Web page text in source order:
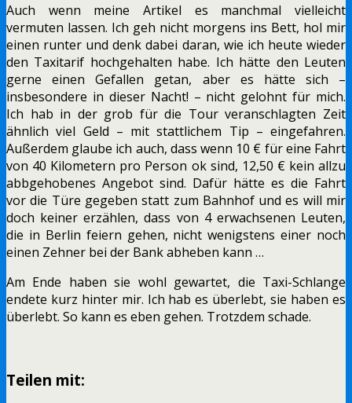
Auch wenn meine Artikel es manchmal vielleicht
vermuten lassen. Ich geh nicht morgens ins Bett, hol mir
einen runter und denk dabei daran, wie ich heute wieder
den Taxitarif hochgehalten habe. Ich hätte den Leuten
gerne einen Gefallen getan, aber es hätte sich –
insbesondere in dieser Nacht! – nicht gelohnt für mich.
Ich hab in der grob für die Tour veranschlagten Zeit
ähnlich viel Geld – mit stattlichem Tip – eingefahren.
Außerdem glaube ich auch, dass wenn 10 € für eine Fahrt
von 40 Kilometern pro Person ok sind, 12,50 € kein allzu
abbgehobenes Angebot sind. Dafür hätte es die Fahrt
vor die Türe gegeben statt zum Bahnhof und es will mir
doch keiner erzählen, dass von 4 erwachsenen Leuten,
die in Berlin feiern gehen, nicht wenigstens einer noch
einen Zehner bei der Bank abheben kann …
Am Ende haben sie wohl gewartet, die Taxi-Schlange
endete kurz hinter mir. Ich hab es überlebt, sie haben es
überlebt. So kann es eben gehen. Trotzdem schade.
Teilen mit: